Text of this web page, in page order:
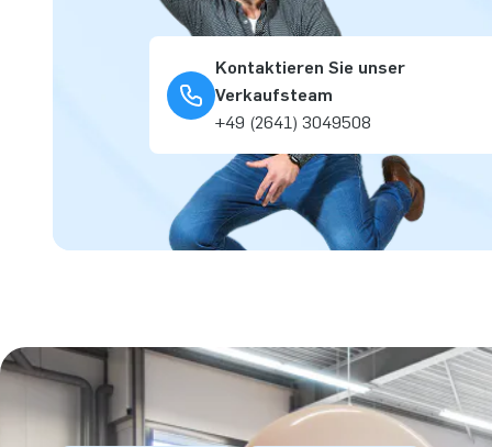
Kontaktieren Sie unser
Verkaufsteam
+49 (2641) 3049508